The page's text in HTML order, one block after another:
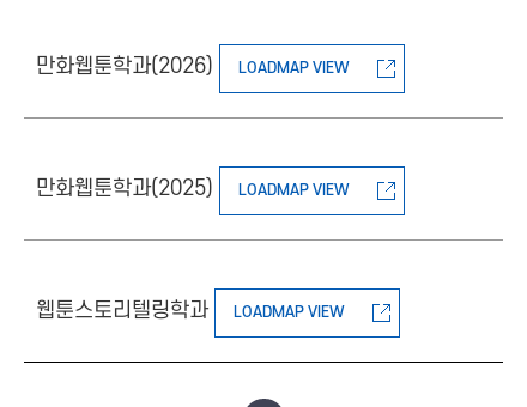
만화웹툰학과(2026) LOADMAP VIEW
만화웹툰학과(2025) LOADMAP VIEW
웹툰스토리텔링학과 LOADMAP VIEW